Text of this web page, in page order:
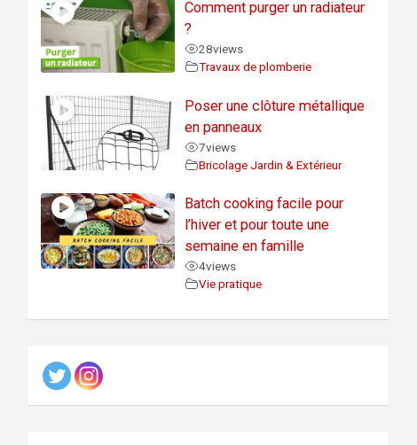
Comment purger un radiateur
?
28views
Travaux de plomberie
Poser une clôture métallique
en panneaux
7views
Bricolage Jardin & Extérieur
Batch cooking facile pour
l’hiver et pour toute une
semaine en famille
4views
Vie pratique